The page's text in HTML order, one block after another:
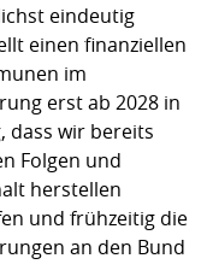
eindeutig
einen finanziellen
im
erst ab 2028 in
dass wir bereits
Folgen und
herstellen
und frühzeitig die
an den Bund